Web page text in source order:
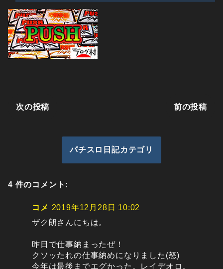
次の投稿 前の投稿
パチスロ日記カテゴリ
4 件のコメント:
コメ 2019年12月28日 10:02
ザク朗さんにちは。
昨日で仕事納まったぜ！
クソッたれの仕事納めになりました(怒)
今年は最後までエグかった。レイデオロ。